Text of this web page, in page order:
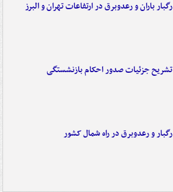
رگبار باران و رعدوبرق در ارتفاعات تهران و البرز
تشریح جزئیات صدور احکام بازنشستگی
رگبار و رعدوبرق در راه شمال کشور